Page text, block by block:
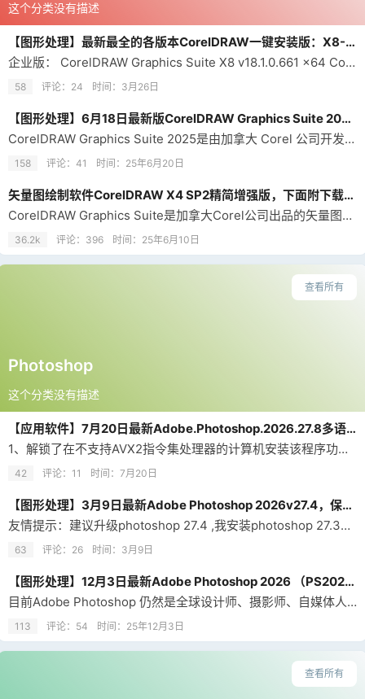
这个分类没有描述
【图形处理】最新最全的各版本CorelDRAW一键安装版：X8-2026【ISO】，附详细的破解安装方法和补丁文件
企业版： CorelDRAW Graphics Suite X8 v18.1.0.661 x64 CorelDRAW Graphics Suite X8 v18.2.0.840 x64 CorelDRAW Graphics Suite 2017 v19.1.0.419 x64 CorelDRAW Graphics Suite 2018 v20.1.0.708 x64 CorelDRAW Graph…
58 评论：24 时间： 3月26日
【图形处理】6月18日最新版CorelDRAW Graphics Suite 2025 v26.1.0.143 中文精简版
CorelDRAW Graphics Suite 2025是由加拿大 Corel 公司开发的一套专业的图形设计软件包，它为设计师提供了一整套的工具来创建高质量的矢量插图、页面布局、照片编辑以及网页设计。自1989年首次发布以来，CorelDRAW 已成为平面设计师、插画师和创意专业人士的重要工具之一。
158 评论：41 时间： 25年6月20日
矢量图绘制软件CorelDRAW X4 SP2精简增强版，下面附下载地址
CorelDRAW Graphics Suite是加拿大Corel公司出品的矢量图形绘制软件，这个图形工具给设计师提供了矢量动画、页面设计、网站制作、位图编辑和网页动画等多种功能。CorelDRAW X4是CORELDRAW第14个版本，使用直观的矢量插图和页面布局工具创建卓越的设计，并使用专业照片编辑软件，润饰和增强照片效果。
36.2k 评论：396 时间： 25年6月10日
Photoshop
这个分类没有描述
查看所有
【应用软件】7月20日最新Adobe.Photoshop.2026.27.8多语言直装版，片尾附下载地址
1、解锁了在不支持AVX2指令集处理器的计算机安装该程序功能。 2、解锁了在 Windows 10 / 11 次要版本上安装该程序功能。 3、辅助模块 Remove Tool 高级组件（大小约为 5 GB）已从安装中排除。 4、安装后直接使用。
42 评论：11 时间： 7月20日
【图形处理】3月9日最新Adobe Photoshop 2026v27.4，保留完整AI神经滤镜与4K生成能力
友情提示：建议升级photoshop 27.4 ,我安装photoshop 27.3后发现神经滤镜的皮肤平滑度无法开启使用，但是升级到photoshop 27.4后圆满解决; （神经滤镜需要登陆自己的邮箱账号后使用）资源本版块很多，也有专门贴子分享。
63 评论：26 时间： 3月9日
【图形处理】12月3日最新Adobe Photoshop 2026 （PS2026）v27.1.0.17，保留完整AI神经滤镜与4K生成能力
目前Adobe Photoshop 仍然是全球设计师、摄影师、自媒体人乃至普通用户的首选图像处理工具。本期最新推出 Adobe Photoshop 2026 v27.1.0.17；只须解压压缩包，双击 PhotoshopPortable.exe，即可秒开专业级PS环境！无需联网验证、无需后台驻留、不写注册表、不留系统痕迹，彻底告别繁琐流程。最重要的是，本版在极致精简的同时，完整保留了2026最新版…
113 评论：54 时间： 25年12月3日
查看所有